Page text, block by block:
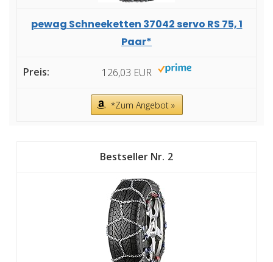
pewag Schneeketten 37042 servo RS 75, 1
Paar*
126,03 EUR
*Zum Angebot »
2